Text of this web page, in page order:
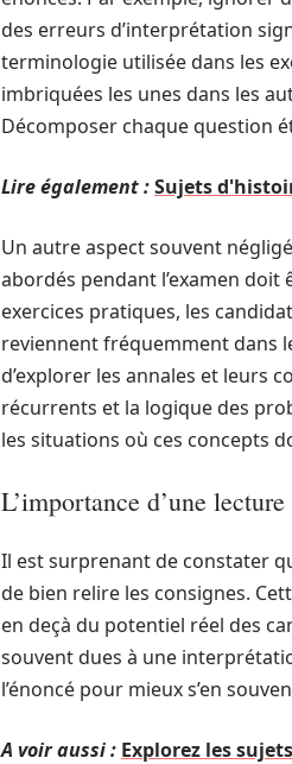
des erreurs d’interprétation
terminologie utilisée dans les
imbriquées les unes dans les
Décomposer chaque question
Lire également :Sujets
Un autre aspect souvent
abordés pendant l’examen
exercices pratiques, les
reviennent fréquemment dans
d’explorer les annales et leurs
récurrents et la logique des
les situations où ces concepts
L’importance d’une
Il est surprenant de constater
de bien relire les consignes.
en deçà du potentiel réel des
souvent dues à une
l’énoncé pour mieux s’en
A voir aussi : Explorez les